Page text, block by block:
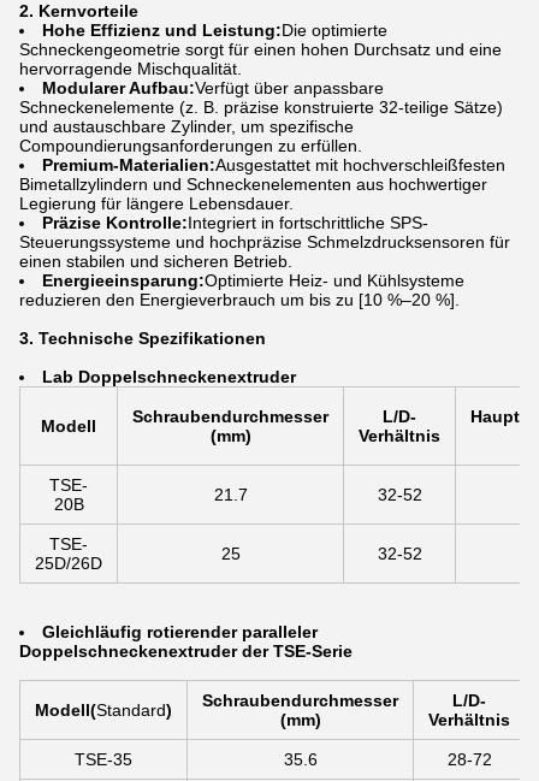
2. Kernvorteile
Hohe Effizienz und Leistung:Die optimierte
Schneckengeometrie sorgt für einen hohen Durchsatz und eine
hervorragende Mischqualität.
Modularer Aufbau:Verfügt über anpassbare
Schneckenelemente (z. B. präzise konstruierte 32-teilige Sätze)
und austauschbare Zylinder, um spezifische
Compoundierungsanforderungen zu erfüllen.
Premium-Materialien:Ausgestattet mit hochverschleißfesten
Bimetallzylindern und Schneckenelementen aus hochwertiger
Legierung für längere Lebensdauer.
Präzise Kontrolle:Integriert in fortschrittliche SPS-
Steuerungssysteme und hochpräzise Schmelzdrucksensoren für
einen stabilen und sicheren Betrieb.
Energieeinsparung:Optimierte Heiz- und Kühlsysteme
reduzieren den Energieverbrauch um bis zu [10 %–20 %].
3. Technische Spezifikationen
Lab Doppelschneckenextruder
Modell
Schraubendurchmesser
(mm)
L/D-
Verhältnis
TSE-
20B
21.7 32-52
TSE-
25D/26D
25 32-52
Gleichläufig rotierender paralleler
Doppelschneckenextruder der TSE-Serie
Modell(Standard)
Schraubendurchmesser
(mm)
L/D-
Verhältnis
TSE-35 35.6 28-72